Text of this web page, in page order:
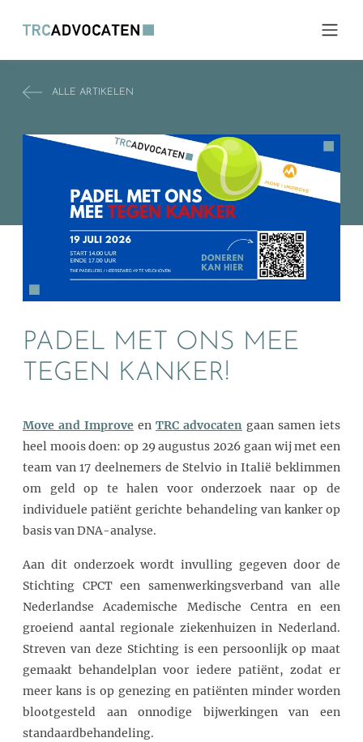
ALLE ARTIKELEN
PADEL MET ONS MEE
TEGEN KANKER!
Move and Improve en TRC advocaten gaan samen iets
heel moois doen: op 29 augustus 2026 gaan wij met een
team van 17 deelnemers de Stelvio in Italië beklimmen
om geld op te halen voor onderzoek naar op de
individuele patiënt gerichte behandeling van kanker op
basis van DNA-analyse.
Aan dit onderzoek wordt invulling gegeven door de
Stichting CPCT een samenwerkingsverband van alle
Nederlandse Academische Medische Centra en een
groeiend aantal regionale ziekenhuizen in Nederland.
Streven van deze Stichting is een persoonlijk op maat
gemaakt behandelplan voor iedere patiënt, zodat er
meer kans is op genezing en patiënten minder worden
blootgesteld aan onnodige bijwerkingen van een
standaardbehandeling.